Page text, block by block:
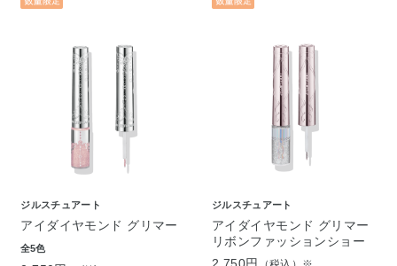
ジルスチュアート
アイダイヤモンド グリマー
全5色
ジルスチュアート
アイダイヤモンド グリマー
リボンファッションショー